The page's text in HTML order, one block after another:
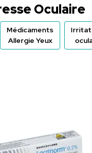
Oculaire
Médicaments
Allergie Yeux